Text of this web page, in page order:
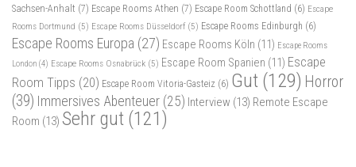
Sachsen-Anhalt (7) Escape Rooms Athen (7) Escape Room Schottland (6) Escape
Rooms Dortmund (5) Escape Rooms Düsseldorf (5) Escape Rooms Edinburgh (6)
Escape Rooms Europa (27) Escape Rooms Köln (11) Escape Rooms
London (4) Escape Rooms Osnabrück (5) Escape Room Spanien (11) Escape
Room Tipps (20) Escape Room Vitoria-Gasteiz (6) Gut (129) Horror
(39) Immersives Abenteuer (25) Interview (13) Remote Escape
Room (13) Sehr gut (121)